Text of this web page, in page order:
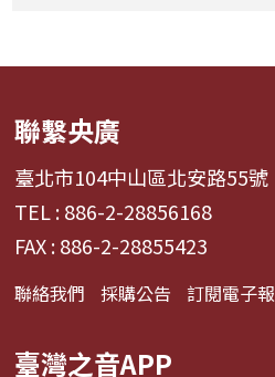
聯繫央廣
臺北市104中山區北安路55號
TEL : 886-2-28856168
FAX : 886-2-28855423
聯絡我們 採購公告 訂閱電子報
臺灣之音APP